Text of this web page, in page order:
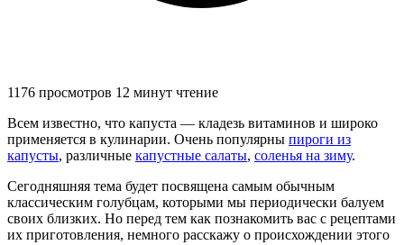
1176 просмотров 12 минут чтение
Всем известно, что капуста — кладезь витаминов и широко
применяется в кулинарии. Очень популярны пироги из
капусты, различные капустные салаты, соленья на зиму.
Сегодняшняя тема будет посвящена самым обычным
классическим голубцам, которыми мы периодически балуем
своих близких. Но перед тем как познакомить вас с рецептами
их приготовления, немного расскажу о происхождении этого